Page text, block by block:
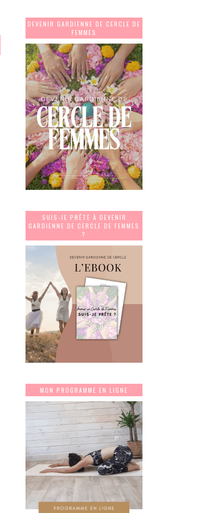
DEVENIR GARDIENNE DE CERCLE DE
FEMMES
SUIS-JE PRÊTE À DEVENIR
GARDIENNE DE CERCLE DE FEMMES
?
MON PROGRAMME EN LIGNE